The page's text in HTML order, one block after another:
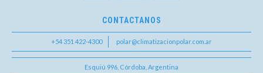
CONTACTANOS
+54 351 422-4300 polar@climatizacionpolar.com.ar
Esquiú 996, Córdoba, Argentina